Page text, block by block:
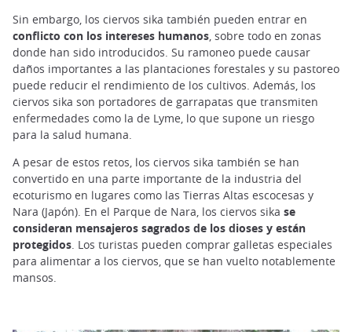
Sin embargo, los ciervos sika también pueden entrar en
conflicto con los intereses humanos, sobre todo en zonas
donde han sido introducidos. Su ramoneo puede causar
daños importantes a las plantaciones forestales y su pastoreo
puede reducir el rendimiento de los cultivos. Además, los
ciervos sika son portadores de garrapatas que transmiten
enfermedades como la de Lyme, lo que supone un riesgo
para la salud humana.
A pesar de estos retos, los ciervos sika también se han
convertido en una parte importante de la industria del
ecoturismo en lugares como las Tierras Altas escocesas y
Nara (Japón). En el Parque de Nara, los ciervos sika se
consideran mensajeros sagrados de los dioses y están
protegidos. Los turistas pueden comprar galletas especiales
para alimentar a los ciervos, que se han vuelto notablemente
mansos.